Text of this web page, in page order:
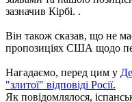
зазначив Кірбі. .
Він також сказав, що не
пропозиціях США щодо
Нагадаємо, перед цим у
"злитої" відповіді Росії.
Як повідомлялося,